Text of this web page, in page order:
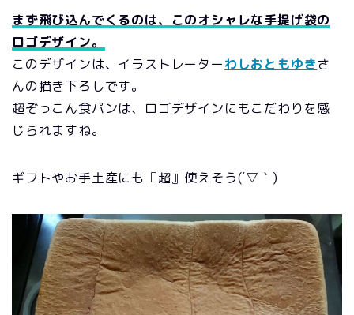
まず飛び込んでくるのは、このオシャレな手提げ袋の
ロゴデザイン。
このデザインは、イラストレーターわしおともゆきさ
んの描き下ろしです。
超ぞっこん食パンは、ロゴデザインにもこだわりを感
じられますね。
ギフトやお手土産にも『超』使えそう(´▽｀)